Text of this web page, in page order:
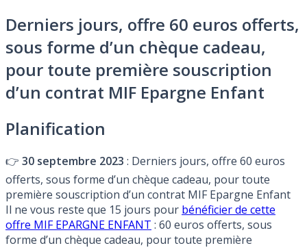
Derniers jours, offre 60 euros offerts,
sous forme d’un chèque cadeau,
pour toute première souscription
d’un contrat MIF Epargne Enfant
Planification
👉 30 septembre 2023 : Derniers jours, offre 60 euros
offerts, sous forme d’un chèque cadeau, pour toute
première souscription d’un contrat MIF Epargne Enfant
Il ne vous reste que 15 jours pour bénéficier de cette
offre MIF EPARGNE ENFANT : 60 euros offerts, sous
forme d’un chèque cadeau, pour toute première